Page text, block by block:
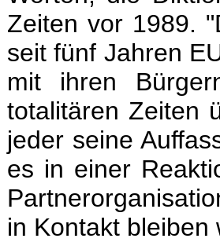
Zeiten vor 1989.
seit fünf Jahren
mit ihren
totalitären Zeiten
jeder seine
es in einer
in Kontakt bleiben